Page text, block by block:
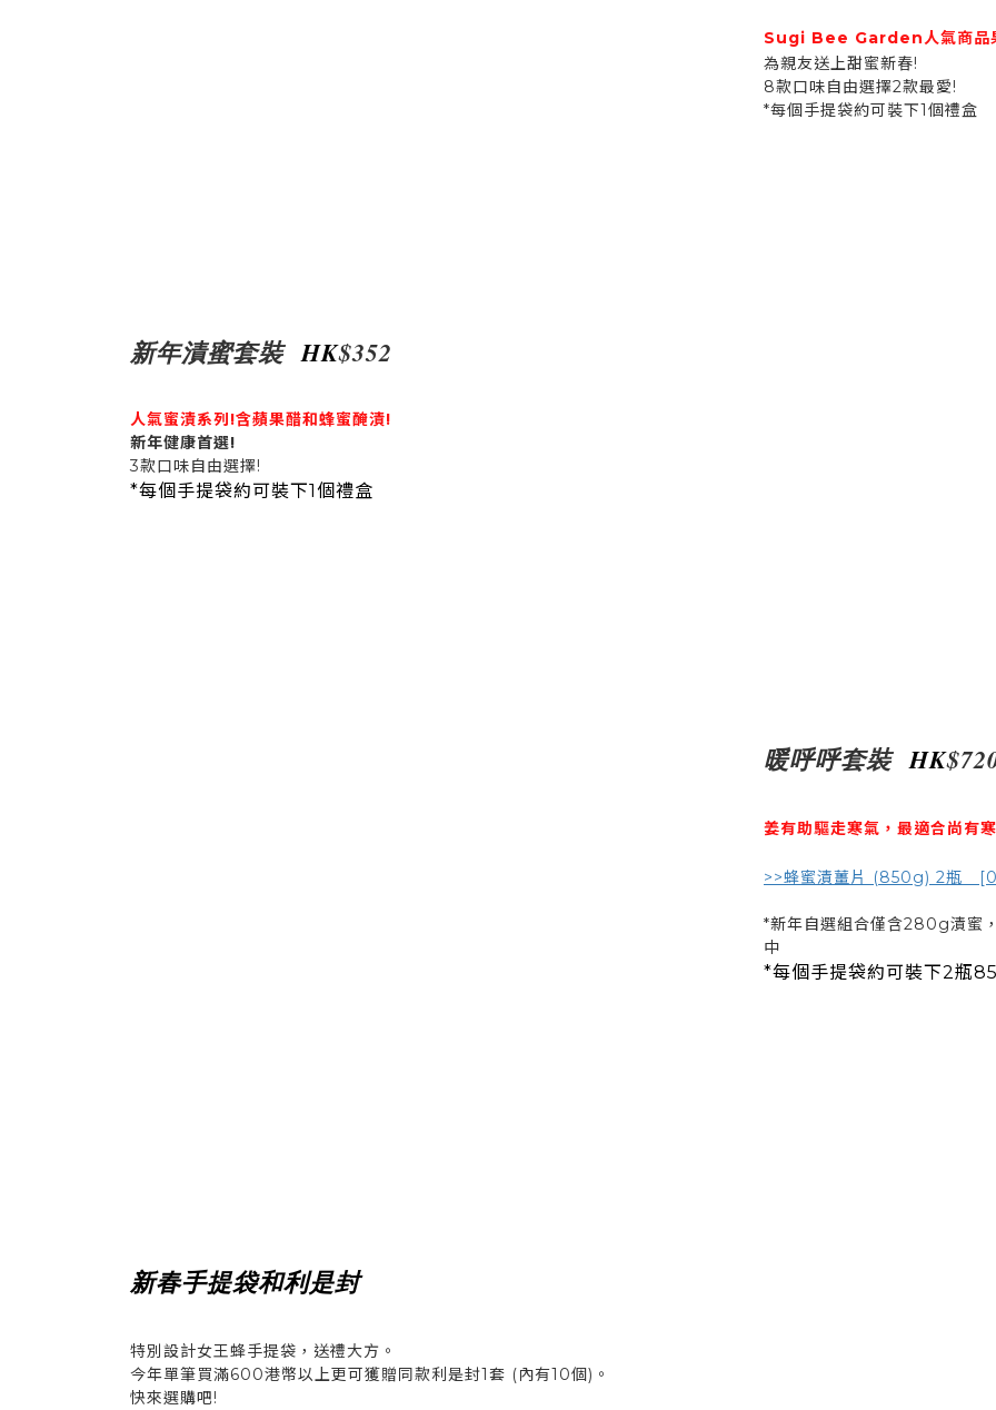
Sugi Bee Garden人氣商品
為親友送上甜蜜新春!
8款口味自由選擇2款最愛!
*每個手提袋約可裝下1個禮盒
新年漬蜜套裝HK$352
人氣蜜漬系列!含蘋果醋和蜂蜜醃漬!
新年健康首選!
3款口味自由選擇!
*每個手提袋約可裝下1個禮盒
暖呼呼套裝HK
姜有助驅走寒氣，最適合尚有
>>蜂蜜漬薑片 (850g) 2瓶
*新年自選組合僅含280g漬蜜
中
*每個手提袋約可裝下2瓶
新春手提袋和利是封
特別設計女王蜂手提袋，送禮大方。
今年單筆買滿600港幣以上更可獲贈同款利是封1套 (內有10個)。
快來選購吧!